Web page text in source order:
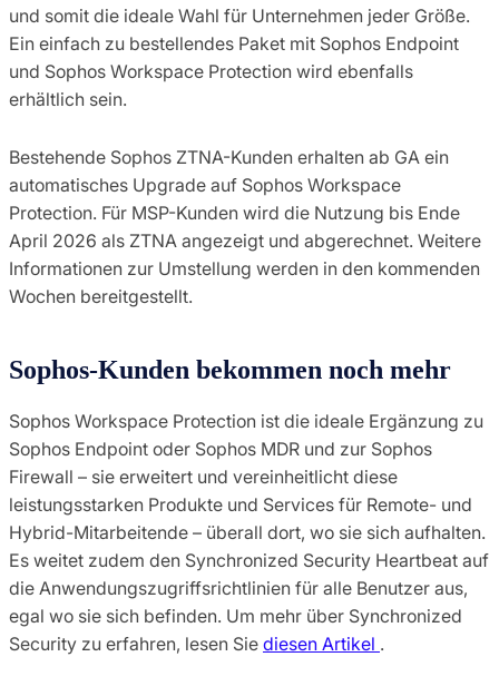
und somit die ideale Wahl für Unternehmen jeder Größe.
Ein einfach zu bestellendes Paket mit Sophos Endpoint
und Sophos Workspace Protection wird ebenfalls
erhältlich sein.
Bestehende Sophos ZTNA-Kunden erhalten ab GA ein
automatisches Upgrade auf Sophos Workspace
Protection. Für MSP-Kunden wird die Nutzung bis Ende
April 2026 als ZTNA angezeigt und abgerechnet. Weitere
Informationen zur Umstellung werden in den kommenden
Wochen bereitgestellt.
Sophos-Kunden bekommen noch mehr
Sophos Workspace Protection ist die ideale Ergänzung zu
Sophos Endpoint oder Sophos MDR und zur Sophos
Firewall – sie erweitert und vereinheitlicht diese
leistungsstarken Produkte und Services für Remote- und
Hybrid-Mitarbeitende – überall dort, wo sie sich aufhalten.
Es weitet zudem den Synchronized Security Heartbeat auf
die Anwendungszugriffsrichtlinien für alle Benutzer aus,
egal wo sie sich befinden. Um mehr über Synchronized
Security zu erfahren, lesen Sie diesen Artikel .